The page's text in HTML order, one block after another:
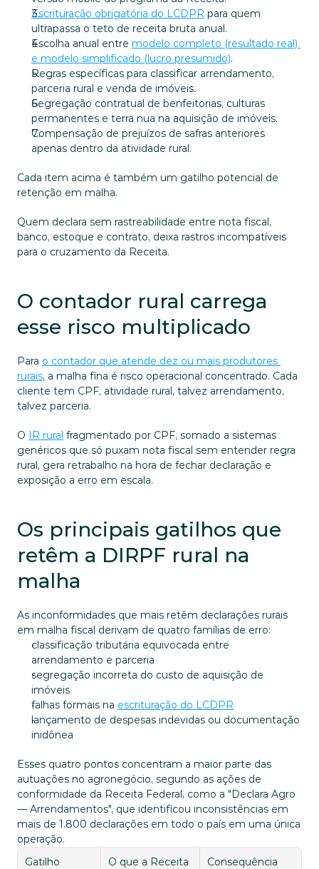
Escrituração obrigatória do LCDPR para quem
ultrapassa o teto de receita bruta anual.
Escolha anual entre modelo completo (resultado real)
e modelo simplificado (lucro presumido).
Regras específicas para classificar arrendamento,
parceria rural e venda de imóveis.
Segregação contratual de benfeitorias, culturas
permanentes e terra nua na aquisição de imóveis.
Compensação de prejuízos de safras anteriores
apenas dentro da atividade rural.
Cada item acima é também um gatilho potencial de
retenção em malha.
Quem declara sem rastreabilidade entre nota fiscal,
banco, estoque e contrato, deixa rastros incompatíveis
para o cruzamento da Receita.
O contador rural carrega
esse risco multiplicado
Para o contador que atende dez ou mais produtores
rurais, a malha fina é risco operacional concentrado. Cada
cliente tem CPF, atividade rural, talvez arrendamento,
talvez parceria.
O IR rural fragmentado por CPF, somado a sistemas
genéricos que só puxam nota fiscal sem entender regra
rural, gera retrabalho na hora de fechar declaração e
exposição a erro em escala.
Os principais gatilhos que
retêm a DIRPF rural na
malha
As inconformidades que mais retêm declarações rurais
em malha fiscal derivam de quatro famílias de erro:
classificação tributária equivocada entre
arrendamento e parceria
segregação incorreta do custo de aquisição de
imóveis
falhas formais na escrituração do LCDPR
lançamento de despesas indevidas ou documentação
inidônea
Esses quatro pontos concentram a maior parte das
autuações no agronegócio, segundo as ações de
conformidade da Receita Federal, como a "Declara Agro
— Arrendamentos", que identificou inconsistências em
mais de 1.800 declarações em todo o país em uma única
operação.
Gatilho
O que a Receita
Consequência